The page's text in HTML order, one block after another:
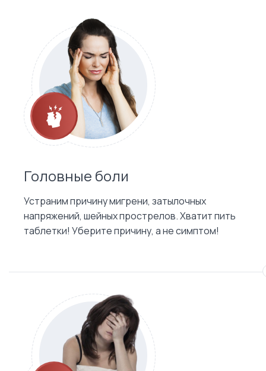
Головные боли
Устраним причину мигрени, затылочных
напряжений, шейных прострелов. Хватит пить
таблетки! Уберите причину, а не симптом!